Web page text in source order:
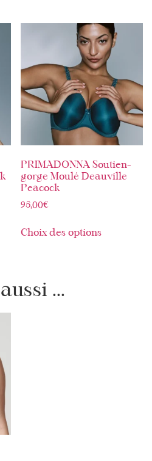
PRIMADONNA Soutien-
gorge Moulé Deauville
Peacock
95,00€
Choix des options
...